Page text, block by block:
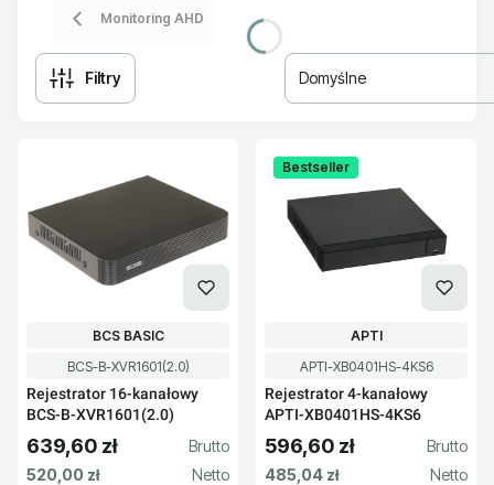
Monitoring AHD
Filtry Domyślne
Kod produktu
BCS-B-XVR1601(2.0)
Rejestrator 16-kanałowy
BCS-B-XVR1601(2.0)
PRODUCENT
BCS BASIC
Cena brutto
639,60 zł
Cena netto
520,00 zł
Bestseller
Kod produktu
APTI-XB0401HS-4KS6
Rejestrator 4-kanałowy
APTI-XB0401HS-4KS6
PRODUCENT
APTI
Cena brutto
596,60 zł
Cena netto
485,04 zł